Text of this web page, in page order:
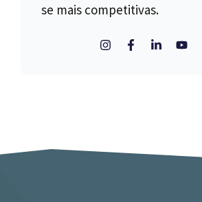
se mais competitivas.